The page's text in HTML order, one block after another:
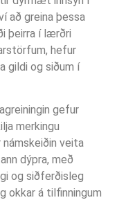
að greina þessa
þeirra í lærðri
hefur
gildi og siðum í
gefur
merkingu
veita
dýpra, með
og siðferðisleg
okkar á tilfinningum